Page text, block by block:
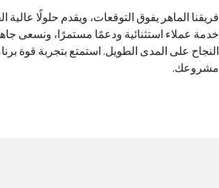
فريقنا الماهر يفوق التوقعات، ويقدم حلولًا
خدمة عملاء استثنائية ودعمًا مستمرًا، ونسعى
النجاح على المدى الطويل. استمتع بتجربة قوة
مشروعك.